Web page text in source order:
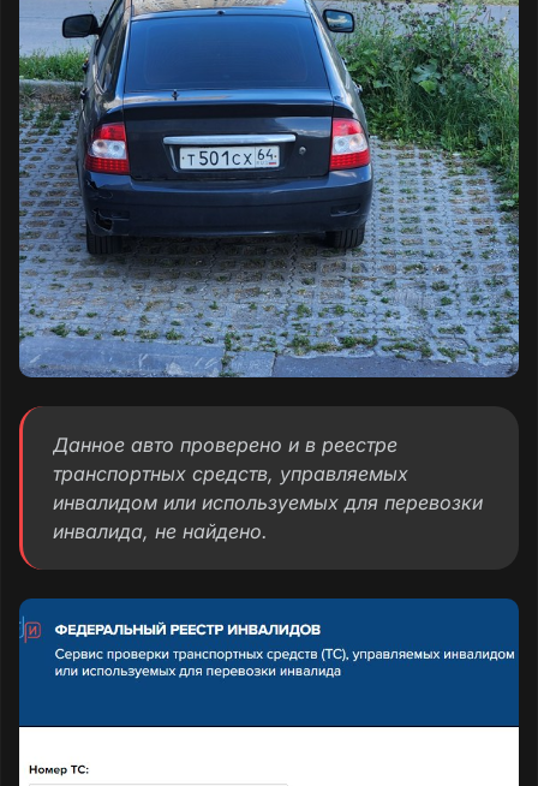
Данное авто проверено и в реестре
транспортных средств, управляемых
инвалидом или используемых для перевозки
инвалида, не найдено.